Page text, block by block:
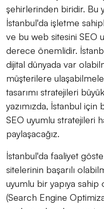
şehirlerinden biridir. Bu
İstanbul'da işletme
ve bu web sitesini SEO
derece önemlidir.
dijital dünyada var
müşterilere
tasarımı stratejileri
yazımızda, İstanbul için
SEO uyumlu stratejileri
paylaşacağız.
İstanbul'da faaliyet
sitelerinin başarılı
uyumlu bir yapıya
(Search Engine